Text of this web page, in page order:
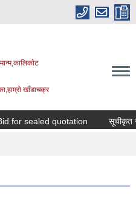
खाँडाचक्र
sealed quotation सूचीकृत